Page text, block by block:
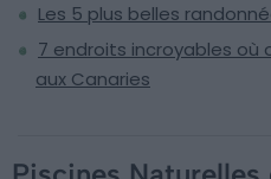
Les 5 plus belles
7 endroits incroyables où
aux Canaries